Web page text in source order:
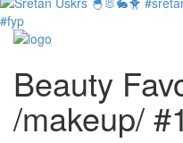
Beauty
/makeup/